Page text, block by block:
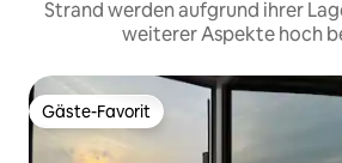
Strand werden aufgrund ihrer
weiterer Aspekte hoch
Gäste-Favorit
Gäste-Favorit